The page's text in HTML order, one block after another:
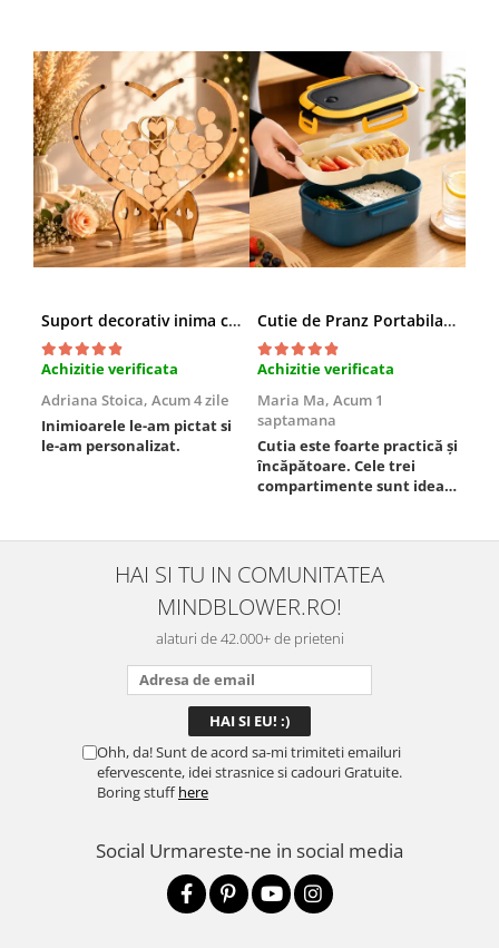
Suport decorativ inima cu mesaje, Cadou cu suflet
Achizitie verificata
Adriana Stoica, Acum 4 zile
Inimioarele le-am pictat si
le-am personalizat.
Cutie de Pranz Portabila cu Compartimente
Achizitie verificata
Maria Ma, Acum 1
saptamana
Cutia este foarte practică și
încăpătoare. Cele trei
compartimente sunt ideale
este sigură, fără scurgeri. O
folosesc aproape zilnic la
serviciu și sunt foarte
mulțumită.
HAI SI TU IN COMUNITATEA
MINDBLOWER.RO!
alaturi de 42.000+ de prieteni
Ohh, da! Sunt de acord sa-mi trimiteti emailuri
efervescente, idei strasnice si cadouri Gratuite.
Boring stuffhere
Social Urmareste-ne in social media